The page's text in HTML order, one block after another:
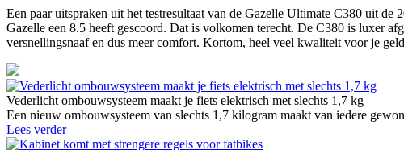
Een paar uitspraken uit het testresultaat van de Gazelle Ultimate C380 uit de
Gazelle een 8.5 heeft gescoord. Dat is volkomen terecht. De C380 is luxer
versnellingsnaaf en dus meer comfort. Kortom, heel veel kwaliteit voor je
Vederlicht ombouwsysteem maakt je fiets elektrisch met slechts 1,7 kg
Een nieuw ombouwsysteem van slechts 1,7 kilogram maakt van iedere
Lees verder